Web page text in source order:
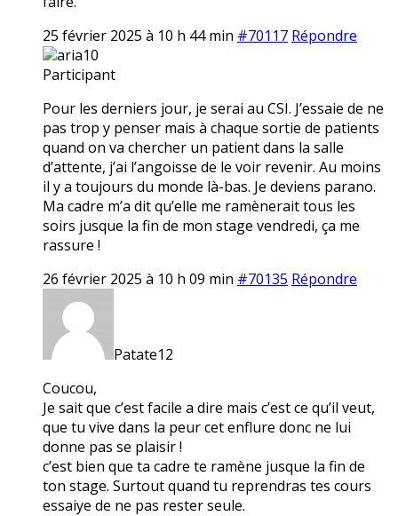
25 février 2025 à 10 h 44 min #70117 Répondre
aria10
Participant
Pour les derniers jour, je serai au CSI. J’essaie de ne
pas trop y penser mais à chaque sortie de patients
quand on va chercher un patient dans la salle
d’attente, j’ai l’angoisse de le voir revenir. Au moins
il y a toujours du monde là-bas. Je deviens parano.
Ma cadre m’a dit qu’elle me ramènerait tous les
soirs jusque la fin de mon stage vendredi, ça me
rassure !
26 février 2025 à 10 h 09 min #70135 Répondre
Patate12
Coucou,
Je sait que c’est facile a dire mais c’est ce qu’il veut,
que tu vive dans la peur cet enflure donc ne lui
donne pas se plaisir !
c’est bien que ta cadre te ramène jusque la fin de
ton stage. Surtout quand tu reprendras tes cours
essaiye de ne pas rester seule.